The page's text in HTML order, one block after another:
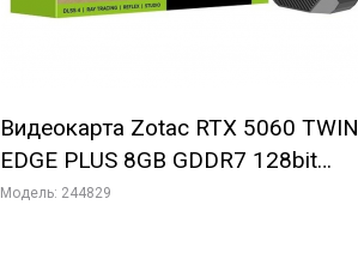
Видеокарта Zotac RTX 5060 TWIN
EDGE PLUS 8GB GDDR7 128bit
3xDP HDMI 2FAN MEDIUM PACK
Модель: 244829